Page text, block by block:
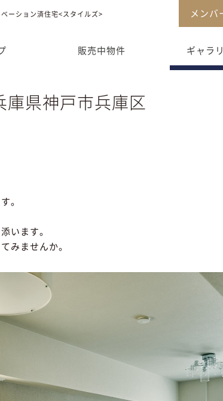
ーション済住宅<スタイルズ> メンバ
販売中物件 ギャラ
庫県神戸市兵庫区
。
います。
みませんか。